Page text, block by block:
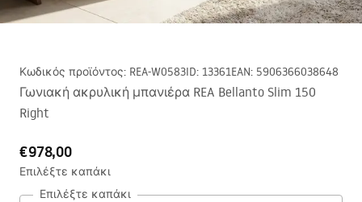
Κωδικός προϊόντος: REA-W0583ID: 13361EAN: 5906366038648
Γωνιακή ακρυλική μπανιέρα REA Bellanto Slim 150
Right
€978,00
Επιλέξτε καπάκι
Επιλέξτε καπάκι